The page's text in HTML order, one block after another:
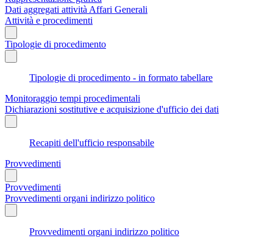
Dati aggregati attività Affari Generali
Attività e procedimenti
Tipologie di procedimento
Tipologie di procedimento - in formato tabellare
Monitoraggio tempi procedimentali
Dichiarazioni sostitutive e acquisizione d'ufficio dei dati
Recapiti dell'ufficio responsabile
Provvedimenti
Provvedimenti
Provvedimenti organi indirizzo politico
Provvedimenti organi indirizzo politico